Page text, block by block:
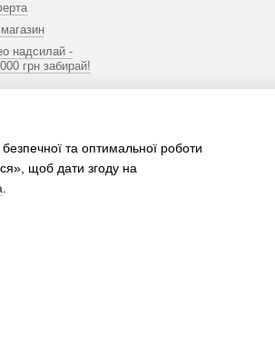
надсилай -
грн забирай!
та оптимальної роботи
щоб дати згоду на